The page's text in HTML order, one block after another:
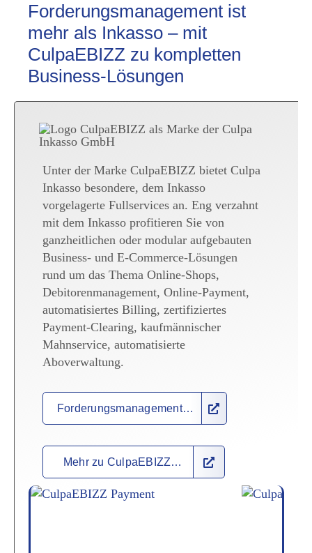
Forderungsmanagement ist
mehr als Inkasso – mit
CulpaEBIZZ zu kompletten
Business-Lösungen
Unter der Marke CulpaEBIZZ bietet Culpa
Inkasso besondere, dem Inkasso
vorgelagerte Fullservices an. Eng verzahnt
mit dem Inkasso profitieren Sie von
ganzheitlichen oder modular aufgebauten
Business- und E-Commerce-Lösungen
rund um das Thema Online-Shops,
Debitorenmanagement, Online-Payment,
automatisiertes Billing, zertifiziertes
Payment-Clearing, kaufmännischer
Mahnservice, automatisierte
Aboverwaltung.
Forderungsmanagement…
Mehr zu CulpaEBIZZ…